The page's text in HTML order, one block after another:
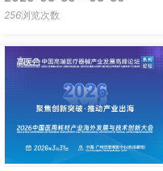
256浏览次数